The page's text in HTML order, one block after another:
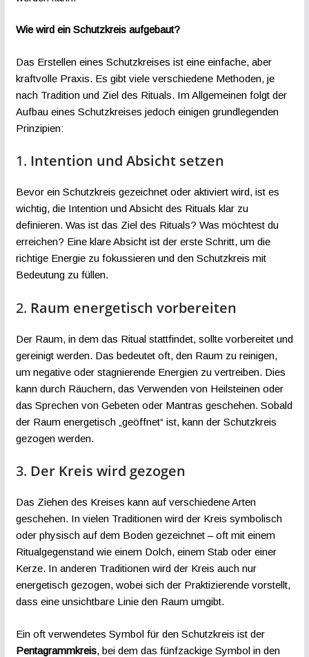
Wie wird ein Schutzkreis aufgebaut?
Das Erstellen eines Schutzkreises ist eine einfache, aber
kraftvolle Praxis. Es gibt viele verschiedene Methoden, je
nach Tradition und Ziel des Rituals. Im Allgemeinen folgt der
Aufbau eines Schutzkreises jedoch einigen grundlegenden
Prinzipien:
1. Intention und Absicht setzen
Bevor ein Schutzkreis gezeichnet oder aktiviert wird, ist es
wichtig, die Intention und Absicht des Rituals klar zu
definieren. Was ist das Ziel des Rituals? Was möchtest du
erreichen? Eine klare Absicht ist der erste Schritt, um die
richtige Energie zu fokussieren und den Schutzkreis mit
Bedeutung zu füllen.
2. Raum energetisch vorbereiten
Der Raum, in dem das Ritual stattfindet, sollte vorbereitet und
gereinigt werden. Das bedeutet oft, den Raum zu reinigen,
um negative oder stagnierende Energien zu vertreiben. Dies
kann durch Räuchern, das Verwenden von Heilsteinen oder
das Sprechen von Gebeten oder Mantras geschehen. Sobald
der Raum energetisch „geöffnet“ ist, kann der Schutzkreis
gezogen werden.
3. Der Kreis wird gezogen
Das Ziehen des Kreises kann auf verschiedene Arten
geschehen. In vielen Traditionen wird der Kreis symbolisch
oder physisch auf dem Boden gezeichnet – oft mit einem
Ritualgegenstand wie einem Dolch, einem Stab oder einer
Kerze. In anderen Traditionen wird der Kreis auch nur
energetisch gezogen, wobei sich der Praktizierende vorstellt,
dass eine unsichtbare Linie den Raum umgibt.
Ein oft verwendetes Symbol für den Schutzkreis ist der
Pentagrammkreis, bei dem das fünfzackige Symbol in den